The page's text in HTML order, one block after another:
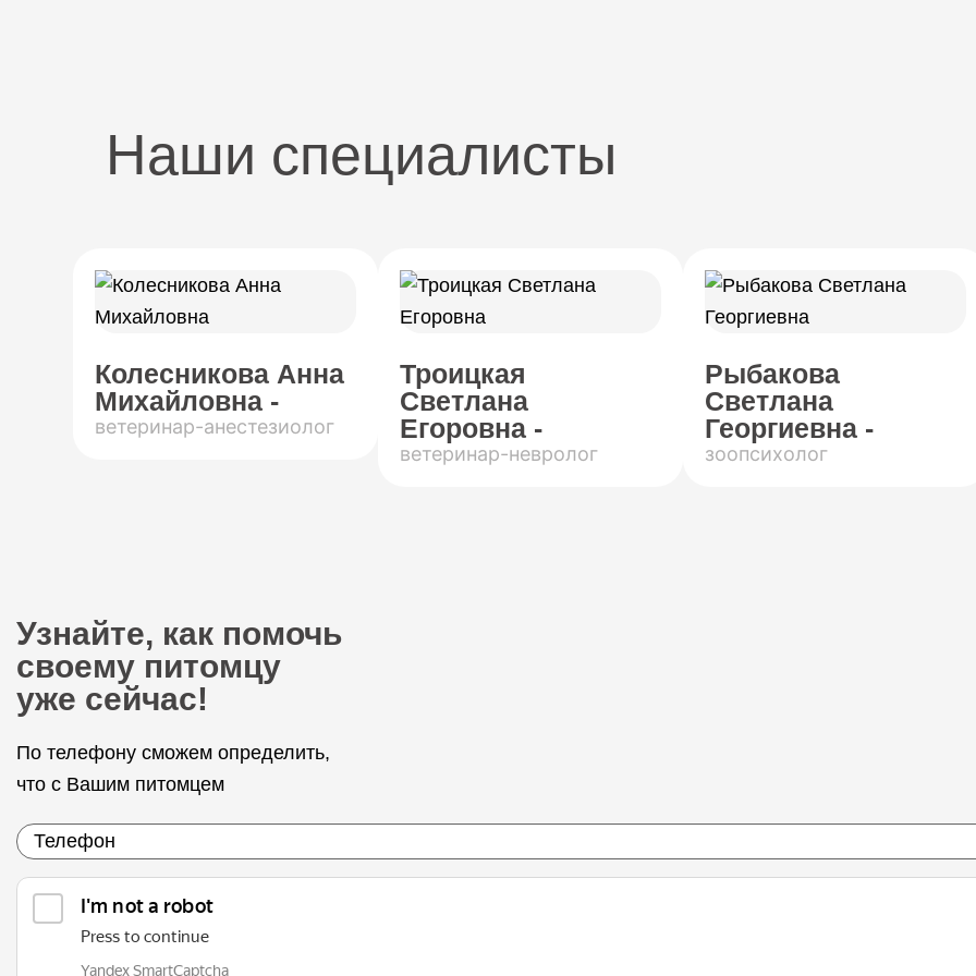
Наши специалисты
Колесникова Анна
Михайловна -
ветеринар-анестезиолог
Троицкая
Светлана
Егоровна -
ветеринар-невролог
Рыбакова
Светлана
Георгиевна -
зоопсихолог
Узнайте, как помочь
своему питомцу
уже сейчас!
По телефону сможем определить,
что с Вашим питомцем